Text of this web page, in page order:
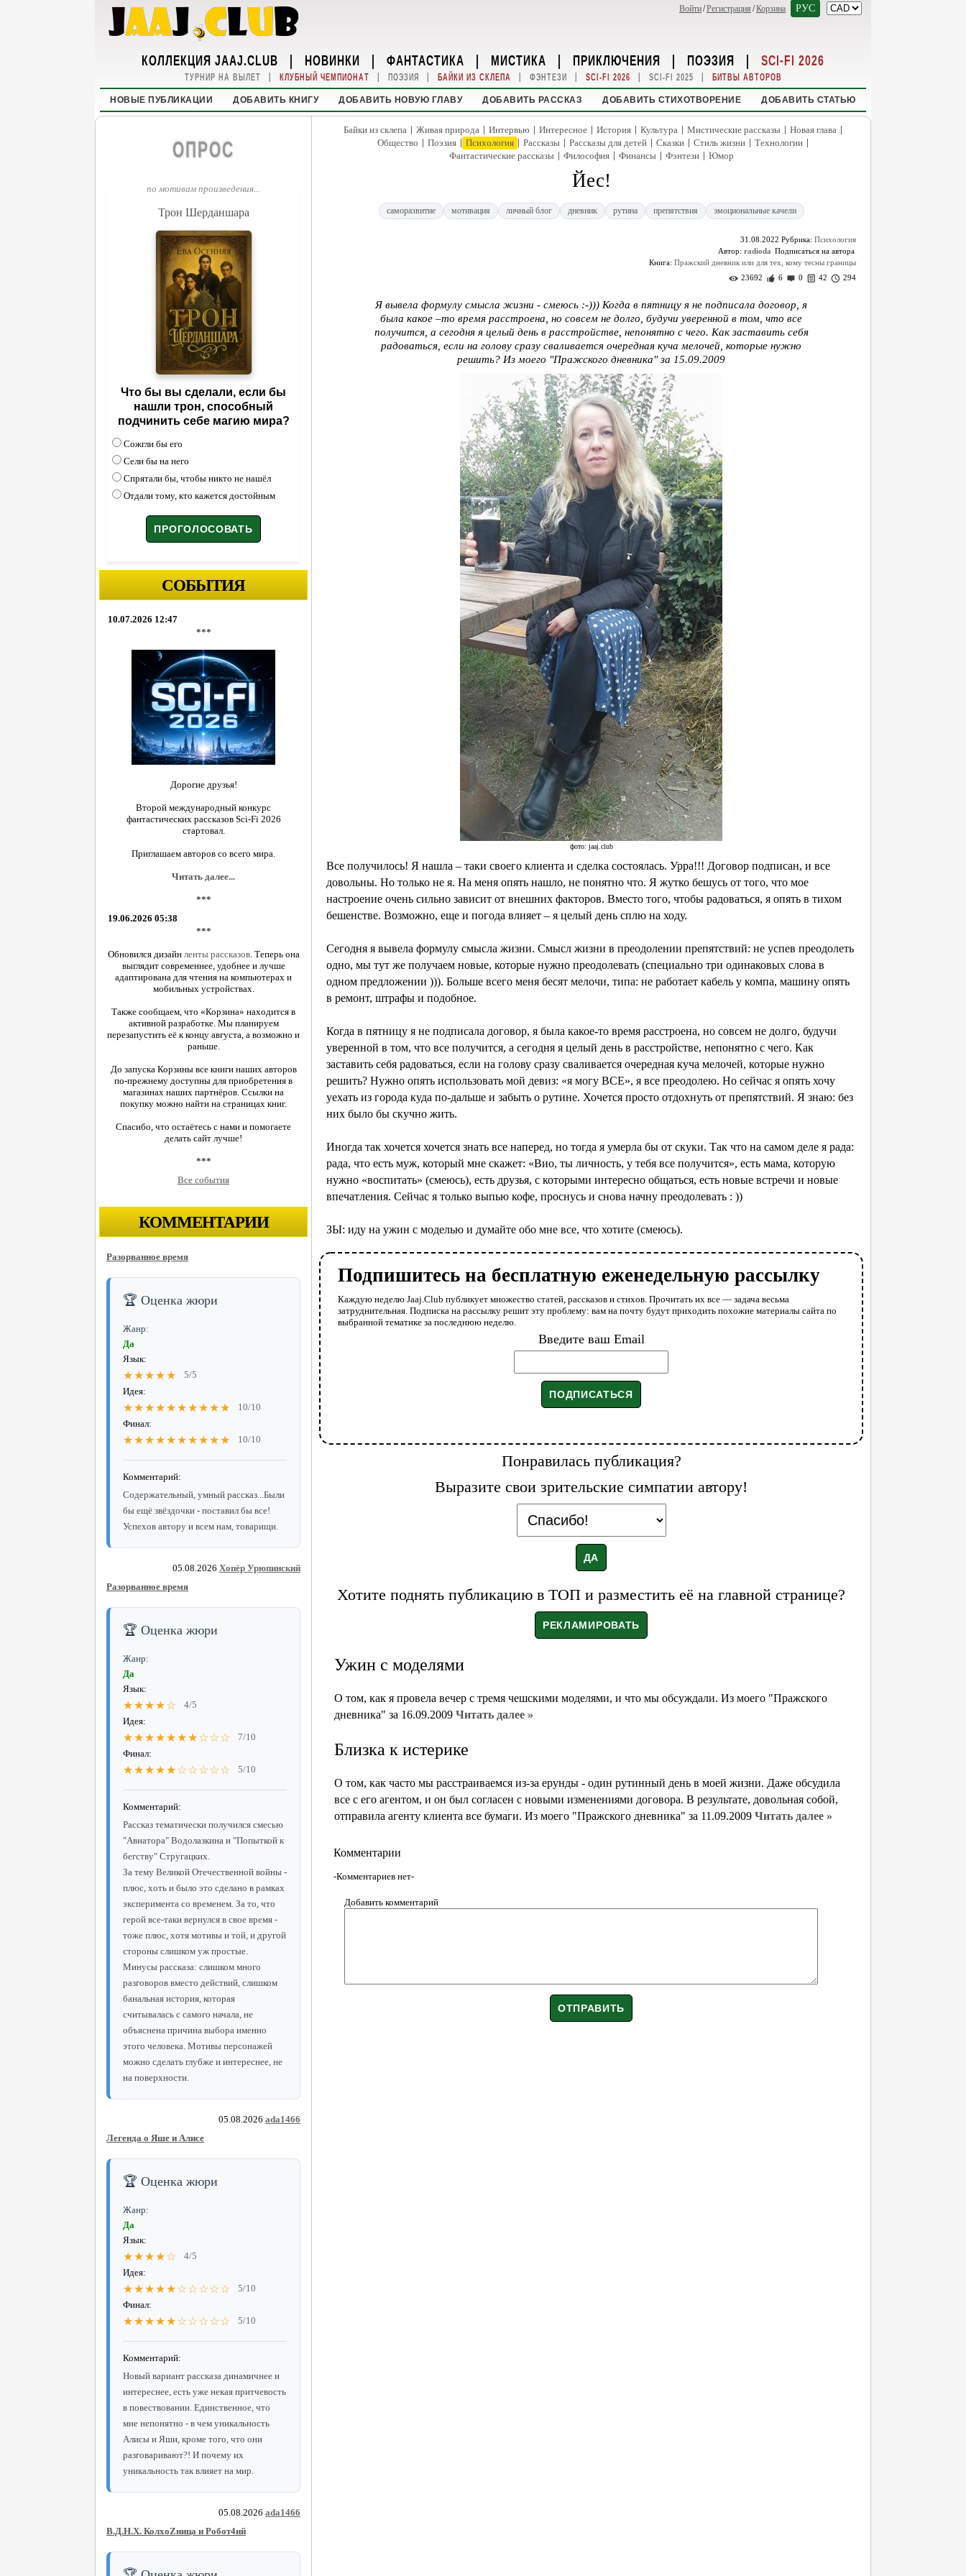
Войти/Регистрация /Корзина РУС
КОЛЛЕКЦИЯ JAAJ.CLUB | НОВИНКИ | ФАНТАСТИКА | МИСТИКА | ПРИКЛЮЧЕНИЯ | ПОЭЗИЯ | SCI-FI 2026
ТУРНИР НА ВЫЛЕТ | КЛУБНЫЙ ЧЕМПИОНАТ | ПОЭЗИЯ | БАЙКИ ИЗ СКЛЕПА | ФЭНТЕЗИ | SCI-FI 2026 | SCI-FI 2025 | БИТВЫ АВТОРОВ
НОВЫЕ ПУБЛИКАЦИИ ДОБАВИТЬ КНИГУ ДОБАВИТЬ НОВУЮ ГЛАВУ ДОБАВИТЬ РАССКАЗ ДОБАВИТЬ СТИХОТВОРЕНИЕ ДОБАВИТЬ СТАТЬЮ
ОПРОС
по мотивам произведения...
Трон Шерданшара
Что бы вы сделали, если бы
нашли трон, способный
подчинить себе магию мира?
Сожгли бы его
Сели бы на него
Спрятали бы, чтобы никто не нашёл
Отдали тому, кто кажется достойным
СОБЫТИЯ
10.07.2026 12:47
***
Дорогие друзья!
Второй международный конкурс
фантастических рассказов Sci-Fi 2026
стартовал.
Приглашаем авторов со всего мира.
Читать далее...
***
19.06.2026 05:38
***
Обновился дизайн ленты рассказов. Теперь она
выглядит современнее, удобнее и лучше
адаптирована для чтения на компьютерах и
мобильных устройствах.
Также сообщаем, что «Корзина» находится в
активной разработке. Мы планируем
перезапустить её к концу августа, а возможно и
раньше.
До запуска Корзины все книги наших авторов
по-прежнему доступны для приобретения в
магазинах наших партнёров. Ссылки на
покупку можно найти на страницах книг.
Спасибо, что остаётесь с нами и помогаете
делать сайт лучше!
***
Все события
КОММЕНТАРИИ
Разорванное время
🏆 Оценка жюри
Жанр:
Да
Язык:
★★★★★
5/5
Идея:
★★★★★★★★★★
10/10
Финал:
★★★★★★★★★★ 10/10
Комментарий:
Содержательный, умный рассказ...Были
бы ещё звёздочки - поставил бы все!
Успехов автору и всем нам, товарищи.
05.08.2026 Хопёр Урюпинский
Разорванное время
🏆 Оценка жюри
Жанр:
Да
Язык:
★★★★☆
4/5
Идея:
★★★★★★★☆☆☆
7/10
Финал:
★★★★★☆☆☆☆☆ 5/10
Комментарий:
Рассказ тематически получился смесью
"Авиатора" Водолазкина и "Попыткой к
бегству" Стругацких.
За тему Великой Отечественной войны -
плюс, хоть и было это сделано в рамках
эксперимента со временем. За то, что
герой все-таки вернулся в свое время -
тоже плюс, хотя мотивы и той, и другой
стороны слишком уж простые.
Минусы рассказа: слишком много
разговоров вместо действий, слишком
банальная история, которая
считывалась с самого начала, не
объяснена причина выбора именно
этого человека. Мотивы персонажей
можно сделать глубже и интереснее, не
на поверхности.
05.08.2026 ada1466
Легенда о Яше и Алисе
🏆 Оценка жюри
Жанр:
Да
Язык:
★★★★☆
4/5
Идея:
★★★★★☆☆☆☆☆
5/10
Финал:
★★★★★☆☆☆☆☆ 5/10
Комментарий:
Новый вариант рассказа динамичнее и
интереснее, есть уже некая притчевость
в повествовании. Единственное, что
мне непонятно - в чем уникальность
Алисы и Яши, кроме того, что они
разговаривают?! И почему их
уникальность так влияет на мир.
05.08.2026 ada1466
В.Д.Н.Х. КолхоZница и Робот4ий
Байки из склепа | Живая природа | Интервью | Интересное | История | Культура | Мистические рассказы | Новая глава |
Общество | Поэзия | Психология | Рассказы | Рассказы для детей | Сказки | Стиль жизни | Технологии |
Фантастические рассказы | Философия | Финансы | Фэнтези | Юмор
Йес!
саморазвитие мотивация личный блог дневник рутина препятствия эмоциональные качели
31.08.2022 Рубрика: Психология
Автор: radioda
Книга: Пражский дневник или для тех, кому тесны границы
23692
6 0 42 294
Я вывела формулу смысла жизни - смеюсь :-))) Когда в пятницу я не подписала договор, я
была какое –то время расстроена, но совсем не долго, будучи уверенной в том, что все
получится, а сегодня я целый день в расстройстве, непонятно с чего. Как заставить себя
радоваться, если на голову сразу сваливается очередная куча мелочей, которые нужно
решить? Из моего "Пражского дневника" за 15.09.2009
фото: jaaj.club
Все получилось! Я нашла – таки своего клиента и сделка состоялась. Урра!!! Договор подписан, и все
довольны. Но только не я. На меня опять нашло, не понятно что. Я жутко бешусь от того, что мое
настроение очень сильно зависит от внешних факторов. Вместо того, чтобы радоваться, я опять в тихом
бешенстве. Возможно, еще и погода влияет – я целый день сплю на ходу.
Сегодня я вывела формулу смысла жизни. Смысл жизни в преодолении препятствий: не успев преодолеть
одно, мы тут же получаем новые, которые нужно преодолевать (специально три одинаковых слова в
одном предложении ))). Больше всего меня бесят мелочи, типа: не работает кабель у компа, машину опять
в ремонт, штрафы и подобное.
Когда в пятницу я не подписала договор, я была какое-то время расстроена, но совсем не долго, будучи
уверенной в том, что все получится, а сегодня я целый день в расстройстве, непонятно с чего. Как
заставить себя радоваться, если на голову сразу сваливается очередная куча мелочей, которые нужно
решить? Нужно опять использовать мой девиз: «я могу ВСЕ», я все преодолею. Но сейчас я опять хочу
уехать из города куда по-дальше и забыть о рутине. Хочется просто отдохнуть от препятствий. Я знаю: без
них было бы скучно жить.
Иногда так хочется хочется знать все наперед, но тогда я умерла бы от скуки. Так что на самом деле я рада:
рада, что есть муж, который мне скажет: «Вио, ты личность, у тебя все получится», есть мама, которую
нужно «воспитать» (смеюсь), есть друзья, с которыми интересно общаться, есть новые встречи и новые
впечатления. Сейчас я только выпью кофе, проснусь и снова начну преодолевать : ))
ЗЫ: иду на ужин с моделью и думайте обо мне все, что хотите (смеюсь).
Подпишитесь на бесплатную еженедельную рассылку
Каждую неделю Jaaj.Club публикует множество статей, рассказов и стихов. Прочитать их все — задача весьма
затруднительная. Подписка на рассылку решит эту проблему: вам на почту будут приходить похожие материалы сайта по
выбранной тематике за последнюю неделю.
Введите ваш Email
Понравилась публикация?
Выразите свои зрительские симпатии автору!
Хотите поднять публикацию в ТОП и разместить её на главной странице?
Ужин с моделями
О том, как я провела вечер с тремя чешскими моделями, и что мы обсуждали. Из моего "Пражского
дневника" за 16.09.2009 Читать далее »
Близка к истерике
О том, как часто мы расстраиваемся из-за ерунды - один рутинный день в моей жизни. Даже обсудила
все с его агентом, и он был согласен с новыми изменениями договора. В результате, довольная собой,
отправила агенту клиента все бумаги. Из моего "Пражского дневника" за 11.09.2009 Читать далее »
Комментарии
-Комментариев нет-
Добавить комментарий